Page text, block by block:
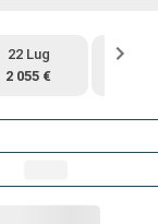
22 Lug
2 055 €